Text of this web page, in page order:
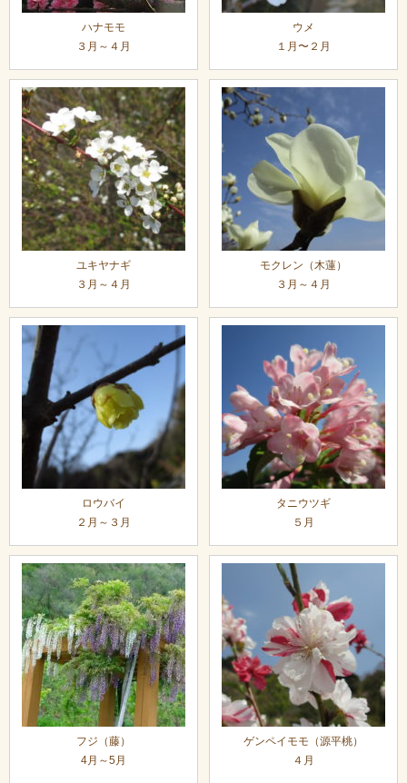
ハナモモ
３月～４月
ウメ
１月〜２月
ユキヤナギ
３月～４月
モクレン（木蓮）
３月～４月
ロウバイ
２月～３月
タニウツギ
５月
フジ（藤）
4月～5月
ゲンペイモモ（源平桃）
４月